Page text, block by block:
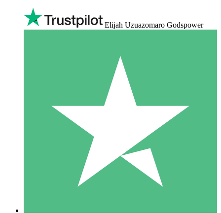
Elijah Uzuazomaro Godspower